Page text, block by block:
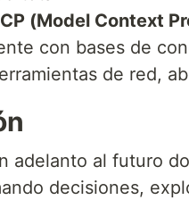
(Model Context
con bases de
de red,
adelanto al futuro
decisiones,